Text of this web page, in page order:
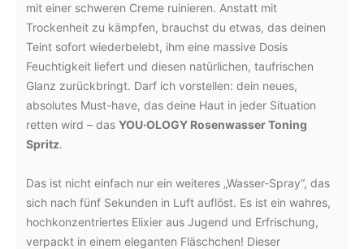
mit einer schweren Creme ruinieren. Anstatt mit
Trockenheit zu kämpfen, brauchst du etwas, das deinen
Teint sofort wiederbelebt, ihm eine massive Dosis
Feuchtigkeit liefert und diesen natürlichen, taufrischen
Glanz zurückbringt. Darf ich vorstellen: dein neues,
absolutes Must-have, das deine Haut in jeder Situation
retten wird – das YOU·OLOGY Rosenwasser Toning
Spritz.
Das ist nicht einfach nur ein weiteres „Wasser-Spray“, das
sich nach fünf Sekunden in Luft auflöst. Es ist ein wahres,
hochkonzentriertes Elixier aus Jugend und Erfrischung,
verpackt in einem eleganten Fläschchen! Dieser